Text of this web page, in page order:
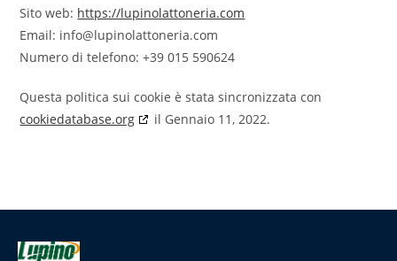
Sito web: https://lupinolattoneria.com
Email: info@lupinolattoneria.com
Numero di telefono: +39 015 590624
Questa politica sui cookie è stata sincronizzata con
cookiedatabase.org
il Gennaio 11, 2022.